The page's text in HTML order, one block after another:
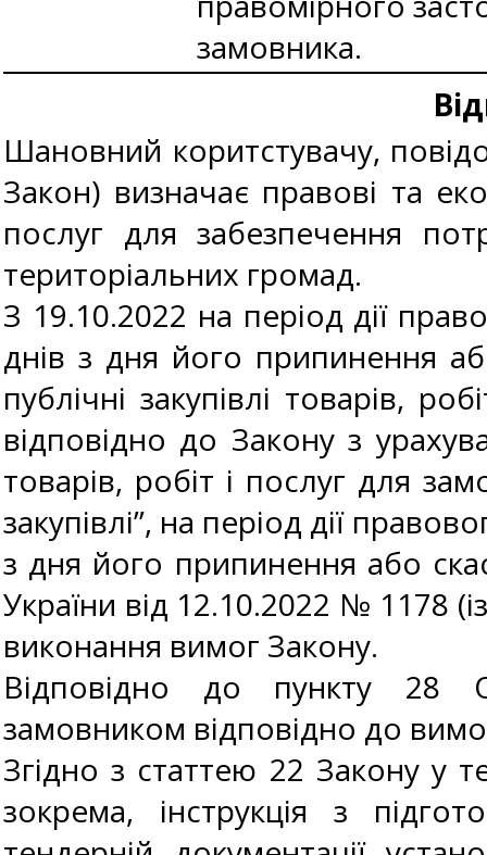
замовника.
Шановний коритстувачу,
Закон) визначає правові та
послуг для забезпечення
територіальних громад.
З 19.10.2022 на період дії
днів з дня його припинення
публічні закупівлі товарів,
відповідно до Закону з
товарів, робіт і послуг для
закупівлі”, на період дії
з дня його припинення або
України від 12.10.2022 № 1178
виконання вимог Закону.
Відповідно до пункту 28
замовником відповідно до
Згідно з статтею 22 Закону у
зокрема, інструкція з